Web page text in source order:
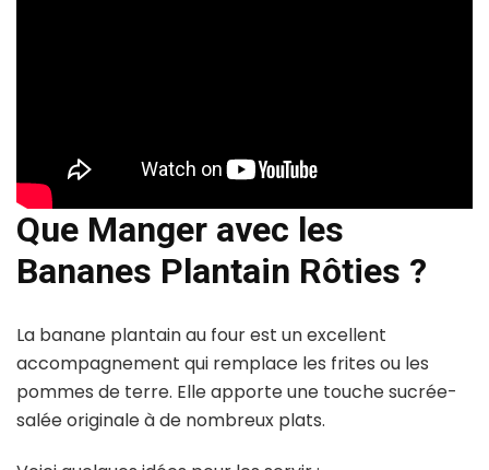
Que Manger avec les
Bananes Plantain Rôties ?
La banane plantain au four est un excellent
accompagnement qui remplace les frites ou les
pommes de terre. Elle apporte une touche sucrée-
salée originale à de nombreux plats.